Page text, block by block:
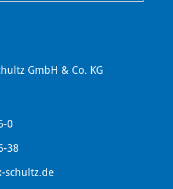
GmbH & Co. KG
0
38
schultz.de